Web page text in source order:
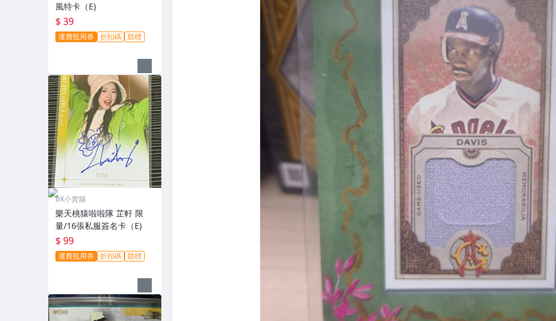
風特卡（E)
$ 39
運費抵用券 折扣碼 競標
BK小賣舖
樂天桃猿啦啦隊 芷軒 限
量/16張私服簽名卡（E)
$ 99
運費抵用券 折扣碼 競標